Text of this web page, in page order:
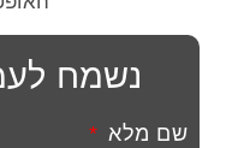
נשמח
שם מלא